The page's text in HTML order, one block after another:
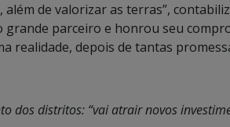
de valorizar as terras”,
grande parceiro e honrou seu
realidade, depois de tantas
dos distritos: “vai atrair novos